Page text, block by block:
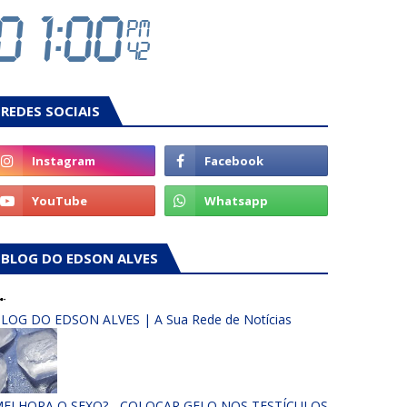
REDES SOCIAIS
BLOG DO EDSON ALVES
DO EDSON ALVES | A Sua Rede de Notícias